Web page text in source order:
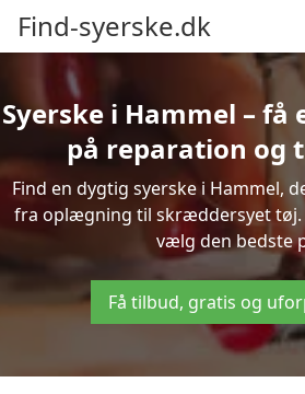
Find-syerske.dk
Syerske i Hammel –
på reparation og
Find en dygtig syerske i Hammel,
fra oplægning til skræddersyet tøj.
vælg den bedste
Få tilbud, gratis og